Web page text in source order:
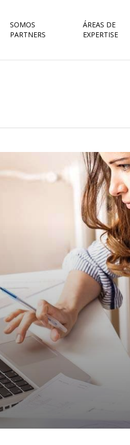
SOMOS
PARTNERS
ÁREAS DE
EXPERTISE